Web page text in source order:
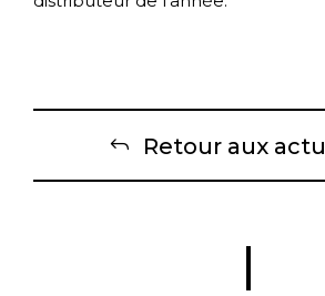
Retour aux